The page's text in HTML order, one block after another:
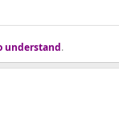
understand.​